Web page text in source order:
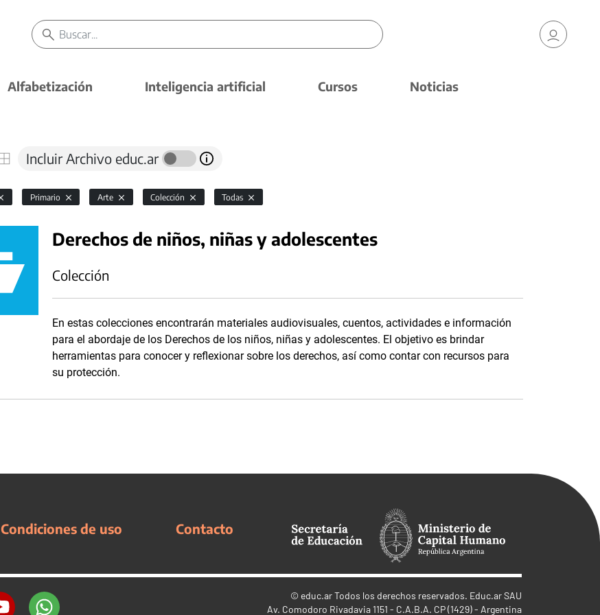
Alfabetización Inteligencia artificial Cursos Noticias
Incluir Archivo educ.ar
Primario Arte Colección Todas
Derechos de niños, niñas y adolescentes
Colección
En estas colecciones encontrarán materiales audiovisuales, cuentos, actividades e información
para el abordaje de los Derechos de los niños, niñas y adolescentes. El objetivo es brindar
herramientas para conocer y reflexionar sobre los derechos, así como contar con recursos para
su protección.
Condiciones de uso Contacto
© educ.arTodos los derechos reservados. Educ.ar SAU
Av. Comodoro Rivadavia 1151 - C.A.B.A. CP (1429) - Argentina